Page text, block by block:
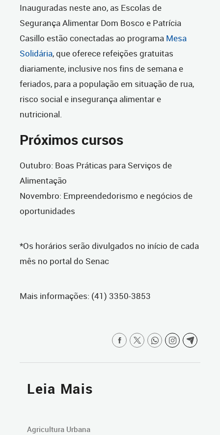
Inauguradas neste ano, as Escolas de
Segurança Alimentar Dom Bosco e Patrícia
Casillo estão conectadas ao programa Mesa
Solidária, que oferece refeições gratuitas
diariamente, inclusive nos fins de semana e
feriados, para a população em situação de rua,
risco social e insegurança alimentar e
nutricional.
Próximos cursos
Outubro: Boas Práticas para Serviços de
Alimentação
Novembro: Empreendedorismo e negócios de
oportunidades
*Os horários serão divulgados no início de cada
mês no portal do Senac
Mais informações: (41) 3350-3853
Leia Mais
Agricultura Urbana